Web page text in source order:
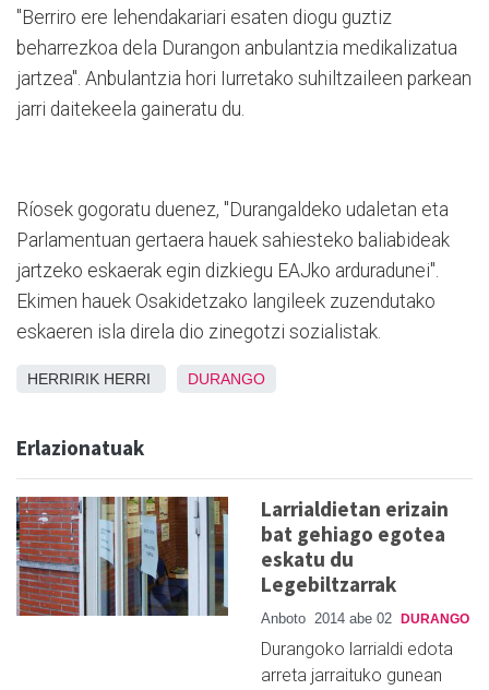
"Berriro ere lehendakariari esaten diogu guztiz
beharrezkoa dela Durangon anbulantzia medikalizatua
jartzea". Anbulantzia hori Iurretako suhiltzaileen parkean
jarri daitekeela gaineratu du.
Ríosek gogoratu duenez, "Durangaldeko udaletan eta
Parlamentuan gertaera hauek sahiesteko baliabideak
jartzeko eskaerak egin dizkiegu EAJko arduradunei".
Ekimen hauek Osakidetzako langileek zuzendutako
eskaeren isla direla dio zinegotzi sozialistak.
HERRIRIK HERRI DURANGO
Erlazionatuak
Larrialdietan erizain
bat gehiago egotea
eskatu du
Legebiltzarrak
Anboto 2014 abe 02 DURANGO
Durangoko larrialdi edota
arreta jarraituko gunean